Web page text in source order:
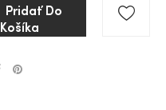
Pridať Do
Košíka